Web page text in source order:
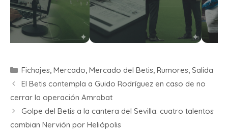
Fichajes, Mercado, Mercado del Betis, Rumores, Salida
El Betis contempla a Guido Rodríguez en caso de no
cerrar la operación Amrabat
Golpe del Betis a la cantera del Sevilla: cuatro talentos
cambian Nervión por Heliópolis